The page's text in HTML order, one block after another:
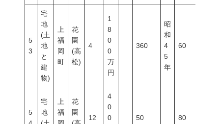
5
3
宅
地
(土
地
と
建
物)
上
福
岡
町
花
園
(高
松)
4
1
8
0
0
万
円
360
昭
和
4
5
年
60
5
宅
地
上
福
花
園
12
4
0
0
50 80